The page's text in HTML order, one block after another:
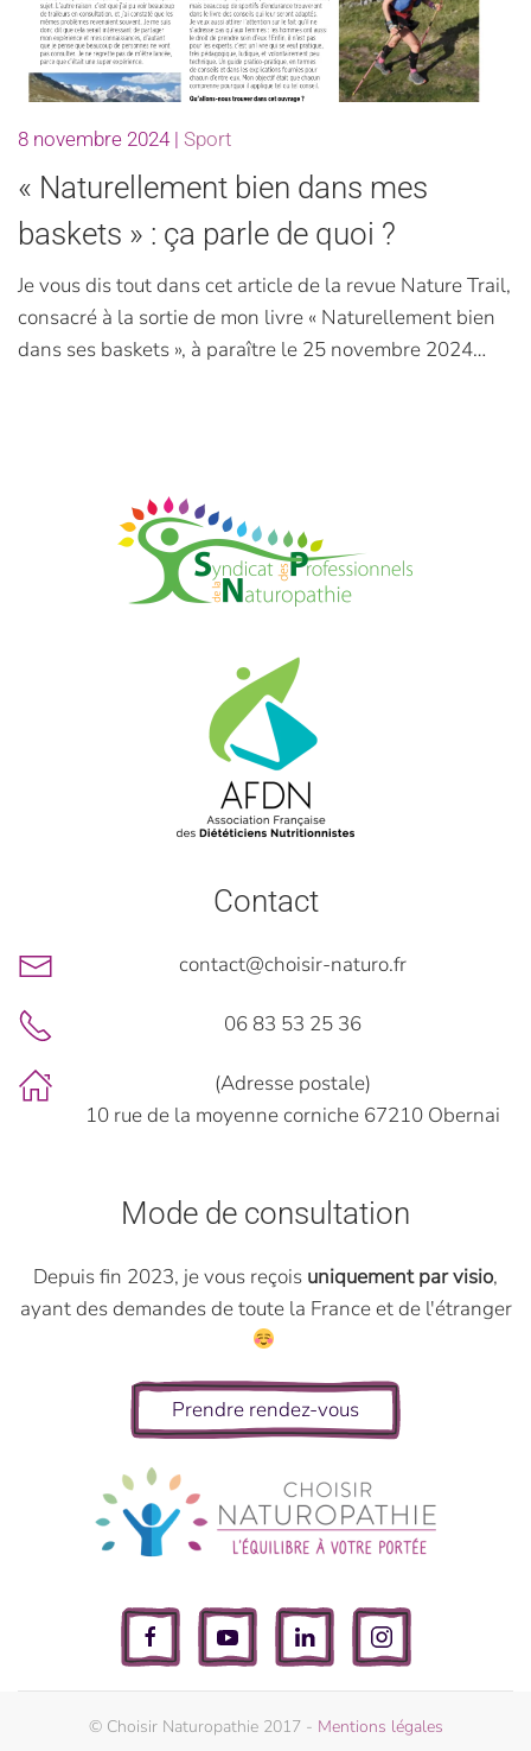
8 novembre 2024| Sport
« Naturellement bien dans mes
baskets » : ça parle de quoi ?
Je vous dis tout dans cet article de la revue Nature Trail,
consacré à la sortie de mon livre « Naturellement bien
dans ses baskets », à paraître le 25 novembre 2024…
Contact
contact@choisir-naturo.fr
06 83 53 25 36
(Adresse postale)
10 rue de la moyenne corniche 67210 Obernai
Mode de consultation
Depuis fin 2023, je vous reçois uniquement par visio,
ayant des demandes de toute la France et de l'étranger
Prendre rendez-vous
© Choisir Naturopathie 2017 - Mentions légales